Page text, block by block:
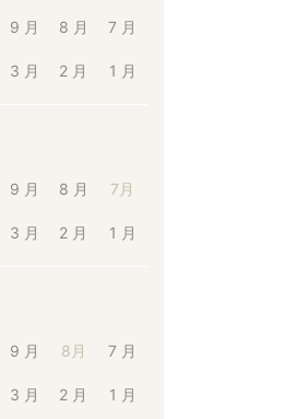
9 月 8 月 7 月
3 月 2 月 1 月
9 月 8 月 7月
3 月 2 月 1 月
9 月 8月 7 月
3 月 2 月 1 月